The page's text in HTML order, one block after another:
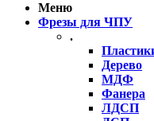
Меню
Фрезы для ЧПУ
.
Дерево
МДФ
Фанера
ЛДСП